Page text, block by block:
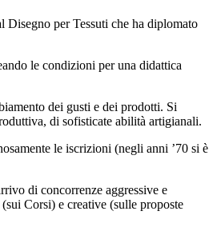
Disegno per Tessuti che ha diplomato
le condizioni per una didattica
dei gusti e dei prodotti. Si
di sofisticate abilità artigianali.
le iscrizioni (negli anni ’70 si è
di concorrenze aggressive e
Corsi) e creative (sulle proposte